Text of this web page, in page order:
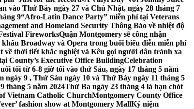
vào Thứ Bảy ngày 27 và Chủ Nhật, ngày 28 tháng 7
9“Afro-Latin Dance Party” miễn phí tại Veterans
and Homeland Security Thông Báo về nhiệt độ
FireworksQuận Montgomery sẽ công nhận
khấu Broadway và Opera trong buổi biểu diễn miễn phí
thời tiết khắc nghiệt và Kêu gọi người dân tránh xa
County’s Executive Office BuildingCelebration
tối từ 6-8 giờ tối vào thứ Sáu, ngày 17 tháng 5 năm
9 , Thứ Sáu ngày 10 và Thứ Bảy ngày 11 tháng 5
tháng 5 năm 2024Thứ Ba ngày 23 tháng 4 là hạn chót
Vietnam Catholic ChurchMontgomery County Office
fashion show at Montgomery MallKỷ niệm